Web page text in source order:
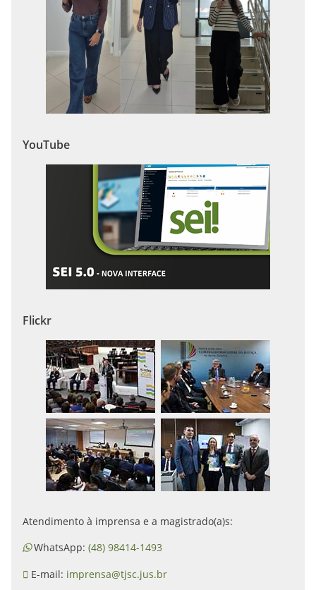
YouTube
Flickr
Atendimento à imprensa e a magistrado(a)s:
WhatsApp: (48) 98414-1493
E-mail: imprensa@tjsc.jus.br